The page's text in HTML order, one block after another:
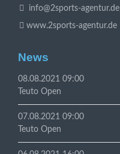
info@2sports-agentur.de
www.2sports-agentur.de
News
08.08.2021 09:00
Teuto Open
07.08.2021 09:00
Teuto Open